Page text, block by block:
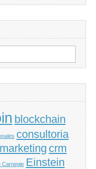
blockchain
consultoria
crm
Carnegie Einstein